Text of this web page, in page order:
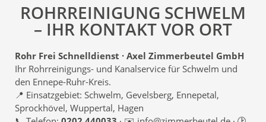
ROHRREINIGUNG SCHWELM
– IHR KONTAKT VOR ORT
Rohr Frei Schnelldienst · Axel Zimmerbeutel GmbH
Ihr Rohrreinigungs- und Kanalservice für Schwelm und
den Ennepe-Ruhr-Kreis.
📍 Einsatzgebiet: Schwelm, Gevelsberg, Ennepetal,
Sprockhövel, Wuppertal, Hagen